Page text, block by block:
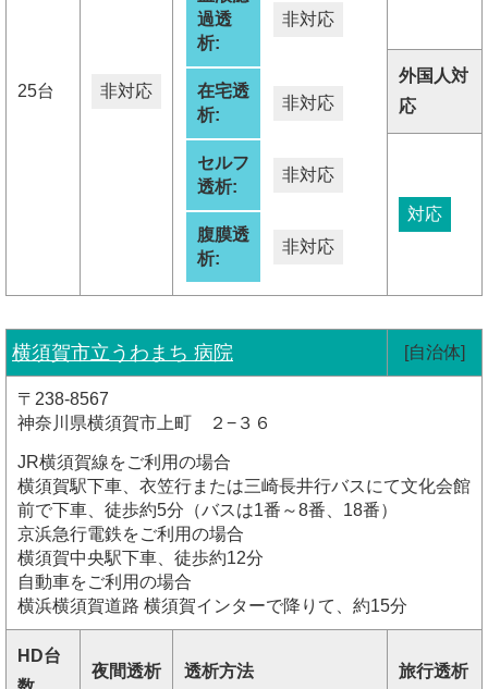
25台 非対応
過透
析:
非対応
在宅透
析:
非対応
セルフ
透析:
非対応
腹膜透
析:
非対応
外国人対
応
対応
横須賀市立うわまち 病院 [自治体]
〒238-8567
神奈川県横須賀市上町 ２−３６
JR横須賀線をご利用の場合
横須賀駅下車、衣笠行または三崎長井行バスにて文化会館
前で下車、徒歩約5分（バスは1番～8番、18番）
京浜急行電鉄をご利用の場合
横須賀中央駅下車、徒歩約12分
自動車をご利用の場合
横浜横須賀道路 横須賀インターで降りて、約15分
HD台
夜間透析 透析方法 旅行透析